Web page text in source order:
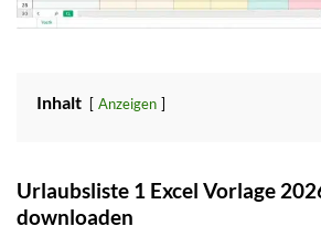
Inhalt Anzeigen
Urlaubsliste 1 Excel Vorlage
downloaden